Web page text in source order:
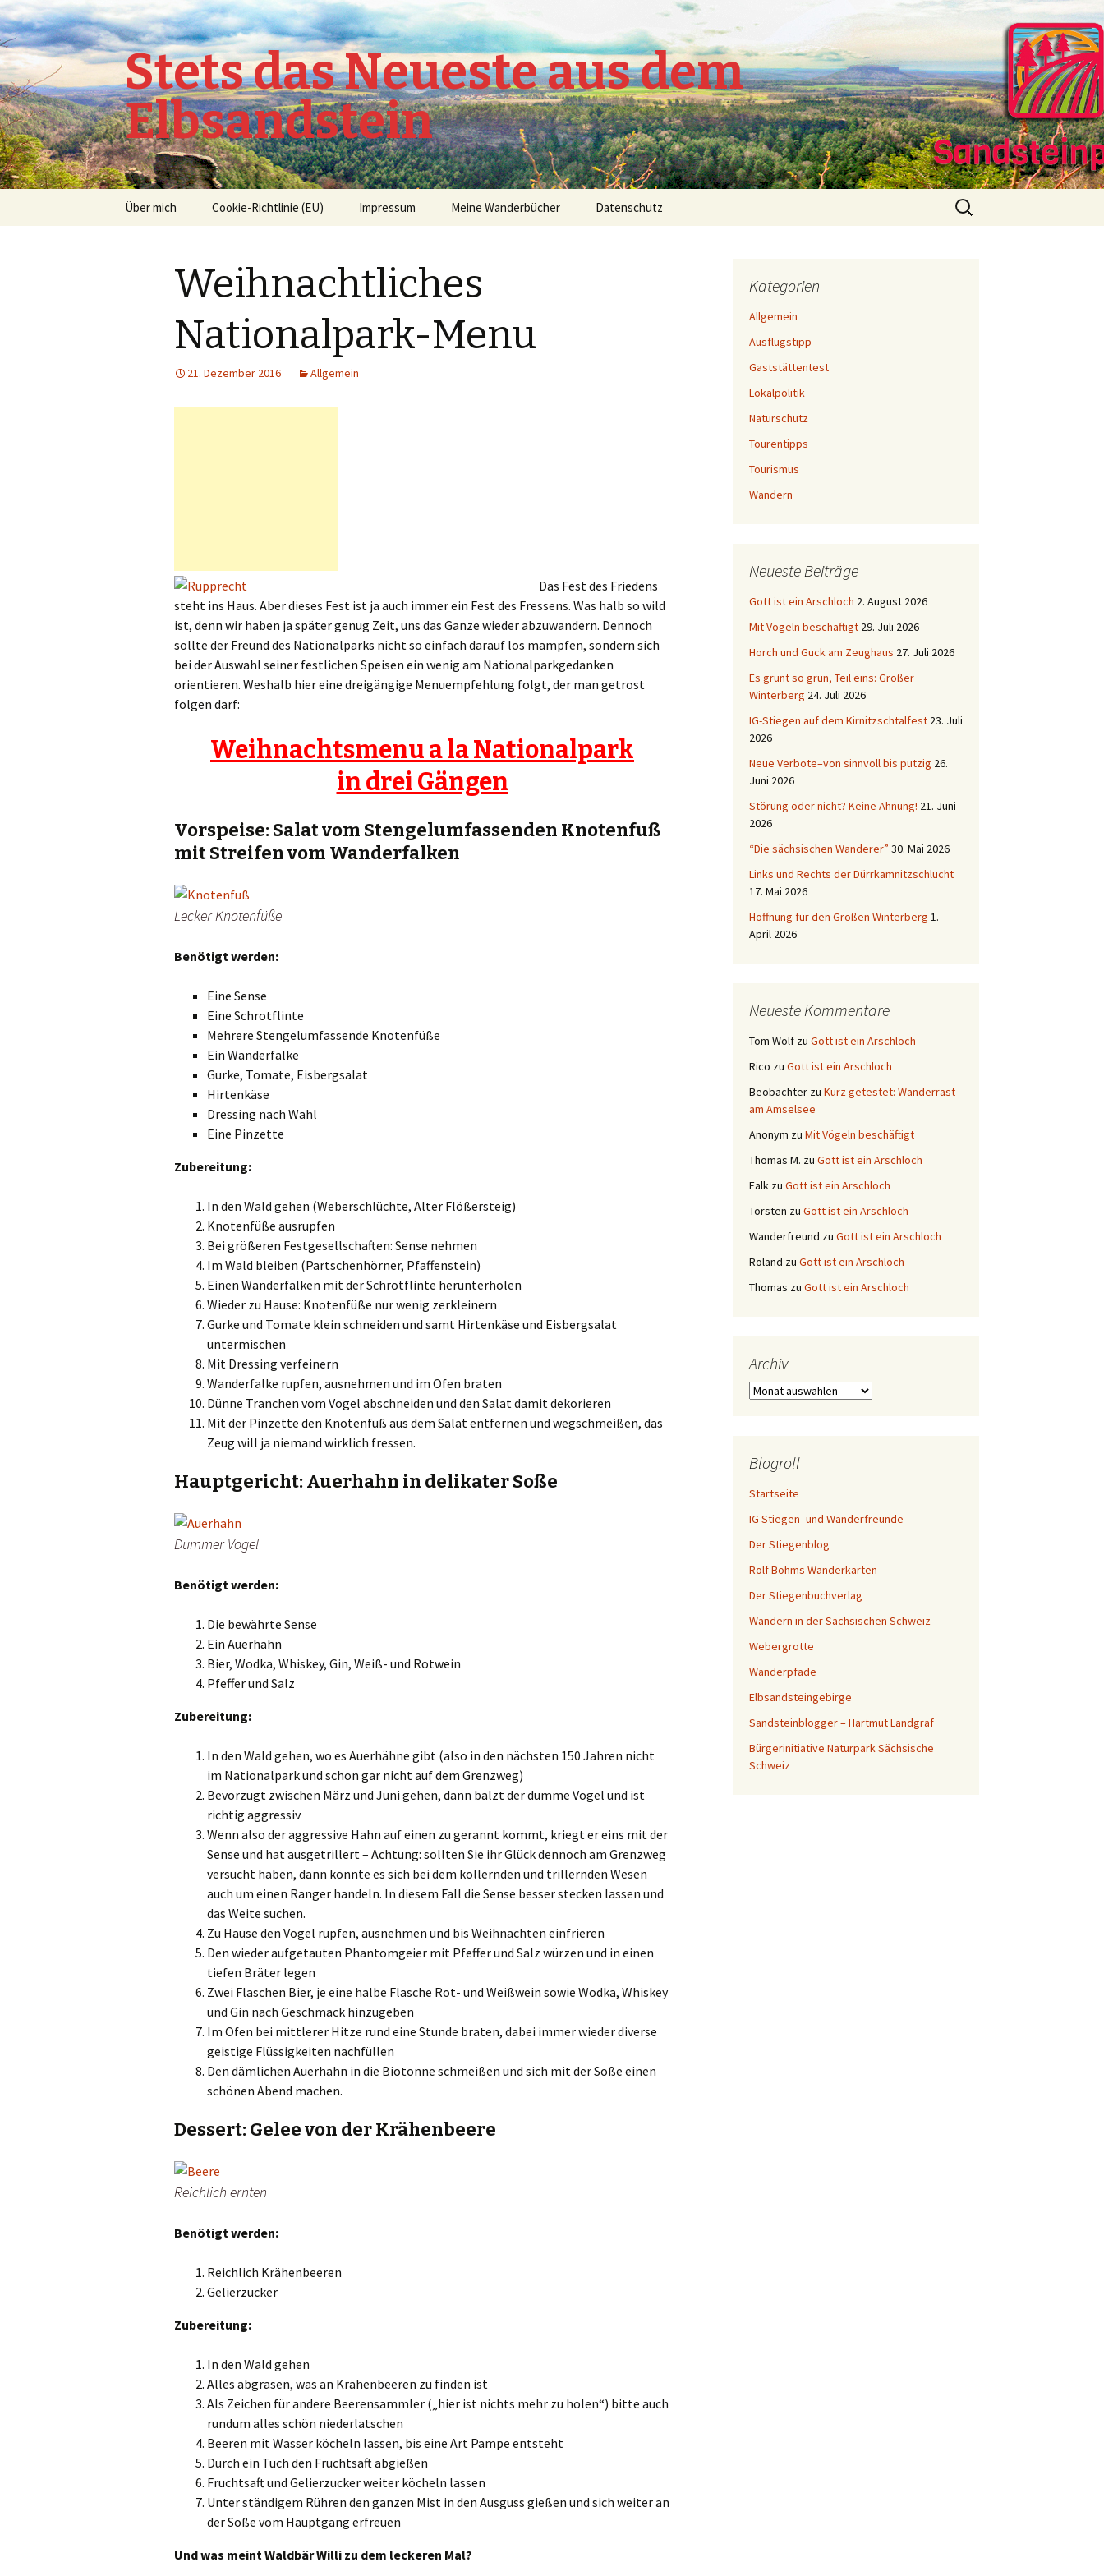
Stets das Neueste aus dem
Elbsandstein
Springe
Über mich Cookie-Richtlinie (EU) Impressum Meine Wanderbücher Datenschutz
Suchen
nach:
Weihnachtliches
Nationalpark-Menu
21. Dezember 2016 Allgemein
Das Fest des Friedens
steht ins Haus. Aber dieses Fest ist ja auch immer ein Fest des Fressens. Was halb so wild
ist, denn wir haben ja später genug Zeit, uns das Ganze wieder abzuwandern. Dennoch
sollte der Freund des Nationalparks nicht so einfach darauf los mampfen, sondern sich
bei der Auswahl seiner festlichen Speisen ein wenig am Nationalparkgedanken
orientieren. Weshalb hier eine dreigängige Menuempfehlung folgt, der man getrost
folgen darf:
Weihnachtsmenu a la Nationalpark
in drei Gängen
Vorspeise: Salat vom Stengelumfassenden Knotenfuß
mit Streifen vom Wanderfalken
Lecker Knotenfüße
Benötigt werden:
Eine Sense
Eine Schrotflinte
Mehrere Stengelumfassende Knotenfüße
Ein Wanderfalke
Gurke, Tomate, Eisbergsalat
Hirtenkäse
Dressing nach Wahl
Eine Pinzette
Zubereitung:
In den Wald gehen (Weberschlüchte, Alter Flößersteig)
Knotenfüße ausrupfen
Bei größeren Festgesellschaften: Sense nehmen
Im Wald bleiben (Partschenhörner, Pfaffenstein)
Einen Wanderfalken mit der Schrotflinte herunterholen
Wieder zu Hause: Knotenfüße nur wenig zerkleinern
Gurke und Tomate klein schneiden und samt Hirtenkäse und Eisbergsalat
untermischen
Mit Dressing verfeinern
Wanderfalke rupfen, ausnehmen und im Ofen braten
Dünne Tranchen vom Vogel abschneiden und den Salat damit dekorieren
Mit der Pinzette den Knotenfuß aus dem Salat entfernen und wegschmeißen, das
Zeug will ja niemand wirklich fressen.
Hauptgericht: Auerhahn in delikater Soße
Dummer Vogel
Benötigt werden:
Die bewährte Sense
Ein Auerhahn
Bier, Wodka, Whiskey, Gin, Weiß- und Rotwein
Pfeffer und Salz
Zubereitung:
In den Wald gehen, wo es Auerhähne gibt (also in den nächsten 150 Jahren nicht
im Nationalpark und schon gar nicht auf dem Grenzweg)
Bevorzugt zwischen März und Juni gehen, dann balzt der dumme Vogel und ist
richtig aggressiv
Wenn also der aggressive Hahn auf einen zu gerannt kommt, kriegt er eins mit der
Sense und hat ausgetrillert – Achtung: sollten Sie ihr Glück dennoch am Grenzweg
versucht haben, dann könnte es sich bei dem kollernden und trillernden Wesen
auch um einen Ranger handeln. In diesem Fall die Sense besser stecken lassen und
das Weite suchen.
Zu Hause den Vogel rupfen, ausnehmen und bis Weihnachten einfrieren
Den wieder aufgetauten Phantomgeier mit Pfeffer und Salz würzen und in einen
tiefen Bräter legen
Zwei Flaschen Bier, je eine halbe Flasche Rot- und Weißwein sowie Wodka, Whiskey
und Gin nach Geschmack hinzugeben
Im Ofen bei mittlerer Hitze rund eine Stunde braten, dabei immer wieder diverse
geistige Flüssigkeiten nachfüllen
Den dämlichen Auerhahn in die Biotonne schmeißen und sich mit der Soße einen
schönen Abend machen.
Dessert: Gelee von der Krähenbeere
Reichlich ernten
Benötigt werden:
Reichlich Krähenbeeren
Gelierzucker
Zubereitung:
In den Wald gehen
Alles abgrasen, was an Krähenbeeren zu finden ist
Als Zeichen für andere Beerensammler („hier ist nichts mehr zu holen“) bitte auch
rundum alles schön niederlatschen
Beeren mit Wasser köcheln lassen, bis eine Art Pampe entsteht
Durch ein Tuch den Fruchtsaft abgießen
Fruchtsaft und Gelierzucker weiter köcheln lassen
Unter ständigem Rühren den ganzen Mist in den Ausguss gießen und sich weiter an
der Soße vom Hauptgang erfreuen
Und was meint Waldbär Willi zu dem leckeren Mal?
Kategorien
Allgemein
Ausflugstipp
Gaststättentest
Lokalpolitik
Naturschutz
Tourentipps
Tourismus
Wandern
Neueste Beiträge
Gott ist ein Arschloch 2. August 2026
Mit Vögeln beschäftigt 29. Juli 2026
Horch und Guck am Zeughaus 27. Juli 2026
Es grünt so grün, Teil eins: Großer
Winterberg 24. Juli 2026
IG-Stiegen auf dem Kirnitzschtalfest 23. Juli
2026
Neue Verbote–von sinnvoll bis putzig 26.
Juni 2026
Störung oder nicht? Keine Ahnung! 21. Juni
2026
“Die sächsischen Wanderer” 30. Mai 2026
Links und Rechts der Dürrkamnitzschlucht
17. Mai 2026
Hoffnung für den Großen Winterberg 1.
April 2026
Neueste Kommentare
Tom Wolf zu Gott ist ein Arschloch
Rico zu Gott ist ein Arschloch
Beobachter zu Kurz getestet: Wanderrast
am Amselsee
Anonym zu Mit Vögeln beschäftigt
Thomas M. zu Gott ist ein Arschloch
Falk zu Gott ist ein Arschloch
Torsten zu Gott ist ein Arschloch
Wanderfreund zu Gott ist ein Arschloch
Roland zu Gott ist ein Arschloch
Thomas zu Gott ist ein Arschloch
Archiv
Archiv
Blogroll
Startseite
IG Stiegen- und Wanderfreunde
Der Stiegenblog
Rolf Böhms Wanderkarten
Der Stiegenbuchverlag
Wandern in der Sächsischen Schweiz
Webergrotte
Wanderpfade
Elbsandsteingebirge
Sandsteinblogger – Hartmut Landgraf
Bürgerinitiative Naturpark Sächsische
Schweiz